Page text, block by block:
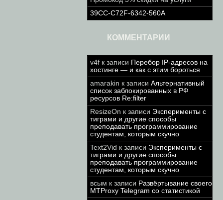
39CC-C72F-6342-560A
КОММЕНТАРИИ
v4f к записи Перебор IP-адресов на
хостинге — и как с этим бороться
amarakin к записи Альтернативный
список заблокированных в РФ
ресурсов Re:filter
ResizeOn к записи Эксперименты с
тиграми и другие способы
преподавать программирование
студентам, которым скучно
Text2Vid к записи Эксперименты с
тиграми и другие способы
преподавать программирование
студентам, которым скучно
всым к записи Развёртывание своего
MTProxy Telegram со статистикой